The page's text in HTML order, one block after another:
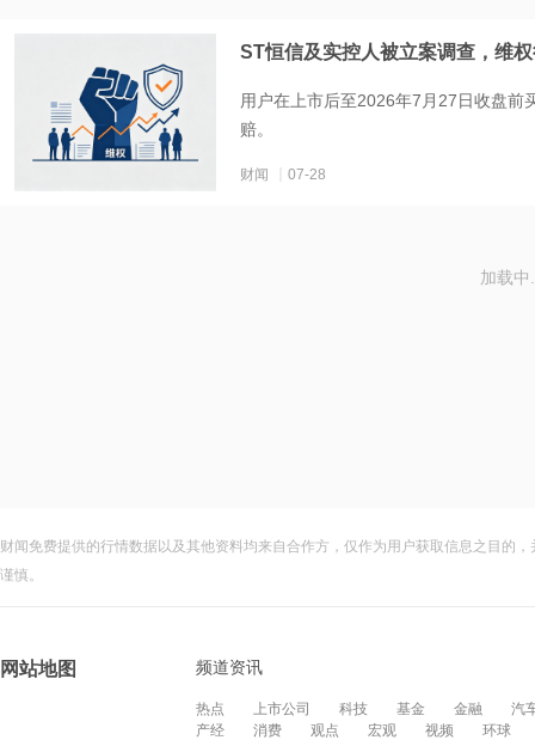
ST恒信及实控人被立案调查，维
用户在上市后至2026年7月27日收盘
赔。
财闻 07-28
加载中
财闻免费提供的行情数据以及其他资料均来自合作方，仅作为用户获取信息之目的
谨慎。
网站地图 频道资讯
热点 上市公司 科技 基金 金融
汽
产经
消费 观点 宏观 视频
环球